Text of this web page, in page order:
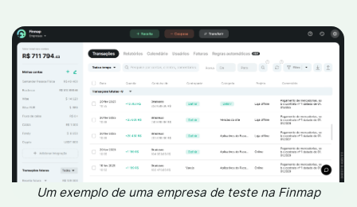
Um exemplo de uma empresa de teste na Finmap